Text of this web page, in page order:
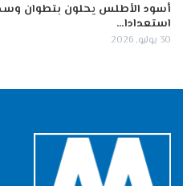
أسود الأطلس يحلون بتطوان وسط
استعدادا…
30 يوليو, 2026